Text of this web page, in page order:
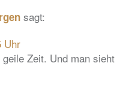
sagt:
Uhr
Zeit. Und man sieht